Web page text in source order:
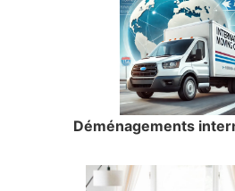
Déménagements